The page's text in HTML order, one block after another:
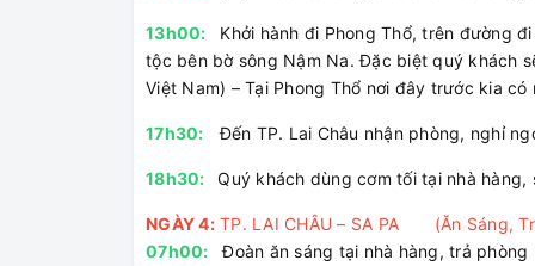
13h00:
Khởi hành đi Phong Thổ, trên đường
tộc bên bờ sông Nậm Na. Đặc biệt quý khách
Việt Nam) – Tại Phong Thổ nơi đây trước kia
17h30:Đến TP. Lai Châu nhận phòng, nghỉ
18h30: Quý khách dùng cơm tối tại nhà
NGÀY 4:TP. LAI CHÂU – SA PA (Ăn Sáng,
07h00:
Đoàn ăn sáng tại nhà hàng, trả